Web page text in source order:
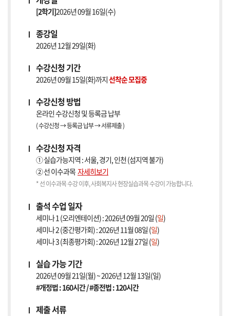
[2학기]2026년 09월 16일(수)
종강일
2026년 12월 29일(화)
수강신청 기간
2026년 09월 15일(화)까지선착순 모집중
수강신청 방법
온라인 수강신청 및 등록금 납부
( 수강신청 → 등록금 납부 → 서류제출 )
수강신청 자격
① 실습가능지역 : 서울, 경기, 인천 (섬지역 불가)
② 선 이수과목 자세히보기
* 선 이수과목 수강 이후, 사회복지사 현장실습과목 수강이 가능합니다.
출석 수업 일자
세미나 1 (오리엔테이션) : 2026년 09월 20일 (일)
세미나 2 (중간평가회) : 2026년 11월 08일 (일)
세미나 3 (최종평가회) : 2026년 12월 27일 (일)
실습 가능 기간
2026년 09월 21일(월) ~ 2026년 12월 13일(일)
#개정법 : 160시간 / #종전법 : 120시간
제출 서류